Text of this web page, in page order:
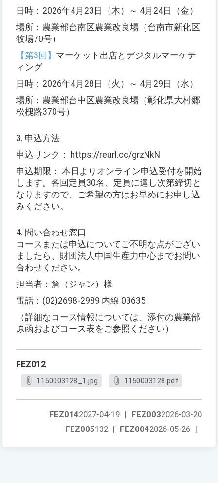
日時：2026年4月23日（木）～ 4月24日（金）
場所：農業部台南区農業改良場（台南市新化区
牧場70号）
【第3回】 マーケット出店とデジタルマーケテ
ィング
日時：2026年4月28日（火）～ 4月29日（水）
場所：農業部台中区農業改良場（彰化県大村郷
松槐路370号）
3. 申込方法
申込リンク： https://reurl.cc/grzNkN
申込期限： 本日よりオンライン申込受付を開始
します。各回定員30名、定員に達し次第締切と
なりますので、ご希望の方はお早めにお申し込
みください。
4. 問い合わせ窓口
コースまたは申込についてご不明な点がござい
ましたら、財団法人中国生産力中心までお問い
合わせください。
担当者：詹（ジャン）様
電話：(02)2698-2989 内線 03635
（詳細なコース情報については、添付の農業部
原函およびコース表をご参照ください）
FEZ012
1150003128_1.jpg 1150003128.pdf
FEZ0032026-03-20
FEZ0142027-04-19 |
FEZ0042026-05-26 |
FEZ005132 |